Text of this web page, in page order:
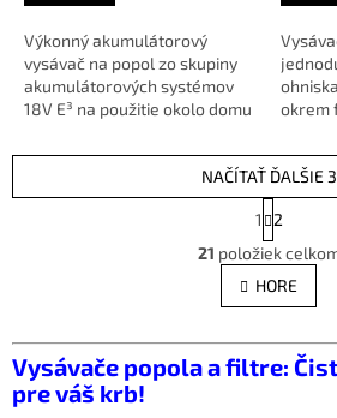
Výkonný akumulátorový
vysávač na popol zo skupiny
akumulátorových systémov
18V E³ na použitie okolo domu
objemom 15...
okrem
O
v
l
á
c
NAČÍTAŤ ĎALŠIE 3
S
t
r
á
n
k
v
a
1
2
21 položiek
HORE
Vysávače popola a filtre:
pre váš krb!